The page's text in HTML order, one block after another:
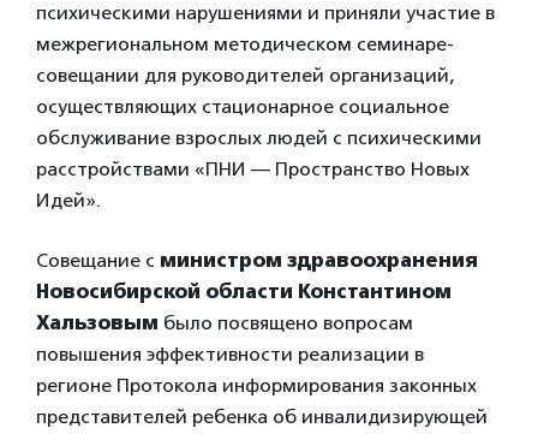
психическими нарушениями и приняли участие в
межрегиональном методическом семинаре-
совещании для руководителей организаций,
осуществляющих стационарное социальное
обслуживание взрослых людей с психическими
расстройствами «ПНИ — Пространство Новых
Идей».
Совещание с министром здравоохранения
Новосибирской области Константином
Хальзовым было посвящено вопросам
повышения эффективности реализации в
регионе Протокола информирования законных
представителей ребенка об инвалидизирующей